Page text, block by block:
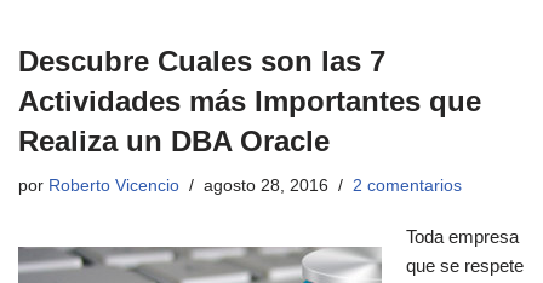
Descubre Cuales son las 7
Actividades más Importantes que
Realiza un DBA Oracle
por Roberto Vicencio agosto 28, 2016 2 comentarios
Toda empresa
que se respete